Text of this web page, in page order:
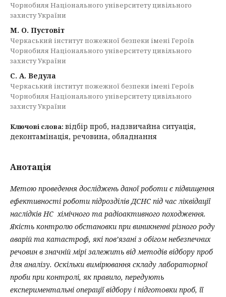
Чорнобиля Національного університету цивільного
захисту України
М. О. Пустовіт
Черкаський інститут пожежної безпеки імені Героїв
Чорнобиля Національного університету цивільного
захисту України
С. А. Ведула
Черкаський інститут пожежної безпеки імені Героїв
Чорнобиля Національного університету цивільного
захисту України
Ключові слова: відбір проб, надзвичайна ситуація,
деконтамінація, речовина, обладнання
Анотація
Метою проведення досліджень даної роботи є підвищення
ефективності роботи підрозділів ДСНС під час ліквідації
наслідків НС хімічного та радіоактивного походження.
Якість контролю обстановки при виникненні різного роду
аварій та катастроф, які пов’язані з обігом небезпечних
речовин в значній мірі залежить від методів відбору проб
для аналізу. Оскільки вимірювання складу лабораторної
проби при контролі, як правило, передують
експериментальні операції відбору і підготовки проб, її